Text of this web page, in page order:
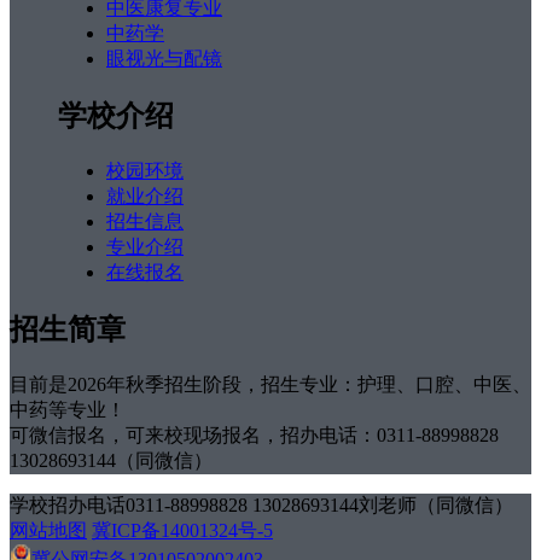
中医康复专业
中药学
眼视光与配镜
学校介绍
校园环境
就业介绍
招生信息
专业介绍
在线报名
招生简章
目前是2026年秋季招生阶段，招生专业：护理、口腔、中医、
中药等专业！
可微信报名，可来校现场报名，招办电话：0311-88998828
13028693144（同微信）
学校招办电话0311-88998828 13028693144刘老师（同微信）
网站地图 冀ICP备14001324号-5